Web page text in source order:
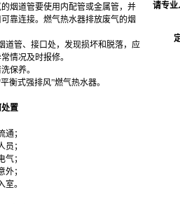
请专业
烟道管要使用内配管或金属管，并
靠连接。燃气热水器排放废气的烟
道管、接口处，发现损坏和脱落，应
情况及时报修。
保养。
衡式强排风”燃气热水器。
处置
通；
；
；
；
。